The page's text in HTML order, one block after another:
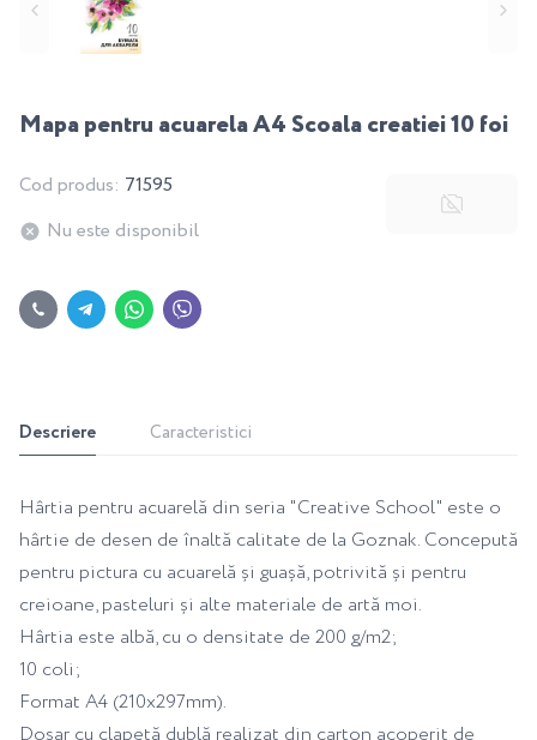
Mapa pentru acuarela A4 Scoala creatiei 10 foi
Cod produs: 71595
Nu este disponibil
Descriere Caracteristici
Hârtia pentru acuarelă din seria "Creative School" este o
hârtie de desen de înaltă calitate de la Goznak. Concepută
pentru pictura cu acuarelă și guașă, potrivită și pentru
creioane, pasteluri și alte materiale de artă moi.
Hârtia este albă, cu o densitate de 200 g/m2;
10 coli;
Format A4 (210x297mm).
Dosar cu clapetă dublă realizat din carton acoperit de